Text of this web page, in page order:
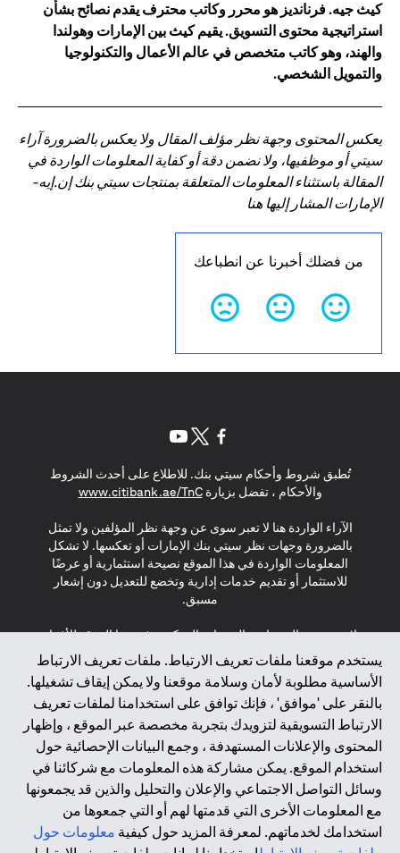
كيث جيه. فرنانديز هو محرر وكاتب محترف يقدم نصائح بشأن
استراتيجية محتوى التسويق. يقيم كيث بين الإمارات وهولندا
والهند، وهو كاتب متخصص في عالم الأعمال والتكنولوجيا
والتمويل الشخصي.
يعكس المحتوى وجهة نظر مؤلف المقال ولا يعكس بالضرورة آراء
سيتي أو موظفيها، ولا نضمن دقة أو كفاية المعلومات الواردة في
المقالة باستثناء المعلومات المتعلقة بمنتجات سيتي بنك إن.إيه-
الإمارات المشار إليها هنا
من فضلك أخبرنا عن انطباعك
يستخدم موقعنا ملفات تعريف الارتباط. ملفات تعريف الارتباط
الأساسية مطلوبة لأمان وسلامة موقعنا ولا يمكن إيقاف تشغيلها.
بالنقر على 'موافق' ، فإنك توافق على استخدامنا لملفات تعريف
الارتباط التسويقية لتزويدك بتجربة مخصصة عبر الموقع ، وإظهار
المحتوى والإعلانات المستهدفة ، وجمع البيانات الإحصائية حول
استخدام الموقع. يمكن مشاركة هذه المعلومات مع شركائنا في
وسائل التواصل الاجتماعي والإعلان والتحليل والذين قد يجمعونها
مع المعلومات الأخرى التي قدمتها لهم أو التي جمعوها من
استخدامك لخدماتهم. لمعرفة المزيد حول كيفية معلومات حول
تُطبق شروط وأحكام سيتي بنك. للاطلاع على أحدث الشروط
والأحكام ، تفضل بزيارةwww.citibank.ae/TnC
(opens in a new tab)
الآراء الواردة هنا لا تعبر سوى عن وجهة نظر المؤلفين ولا تمثل
بالضرورة وجهات نظر سيتي بنك الإمارات أو تعكسها. لا تشكل
المعلومات الواردة في هذا الموقع نصيحة استثمارية أو عرضًا
للاستثمار أو تقديم خدمات إدارية وتخضع للتعديل دون إشعار
مسبق.
لا يتم تقديم المنتجات والخدمات المذكورة في هذا الموقع للأفراد
المقيمين في الاتحاد الأوروبي أو المنطقة الاقتصادية الأوروبية أو
سويسرا أو غيرنسي أو جيرسي أو موناكو أو سان مارينو أو
الفاتيكان أو جزيرة مان أو المملكة المتحدة أو خصوصية البيانات
(لائحة حماية البيانات العامة \ قانون حماية البيانات الشخصية
العامة \ قانون خصوصية نيوزيلندا). المحتوى الموجود في هذه
الصفحة ليس ولا ينبغي تفسيره على أنه عرض أو دعوة أو دعوة
لشراء أو بيع أي من المنتجات والخدمات المذكورة هنا لمثل هؤلاء
الأفراد.
*GDPR – اللائحة العامة لحماية البيانات؛ * LGPD – Lei Geral de
Proteção de Dados Pessoais ; *NZPA – قانون الخصوصية
النيوزيلندي